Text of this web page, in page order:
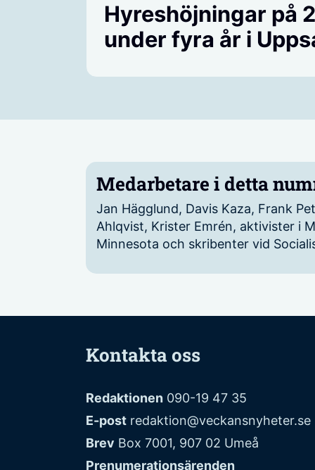
Hyreshöjningar på
under fyra år i
Medarbetare i detta
Jan Hägglund, Davis Kaza, Frank
Ahlqvist, Krister Emrén, aktivister i
Minnesota och skribenter vid
Kontakta oss
Redaktionen 090-19 47 35
E-post redaktion@veckansnyheter.se
Brev Box 7001, 907 02 Umeå
Prenumerationsärenden